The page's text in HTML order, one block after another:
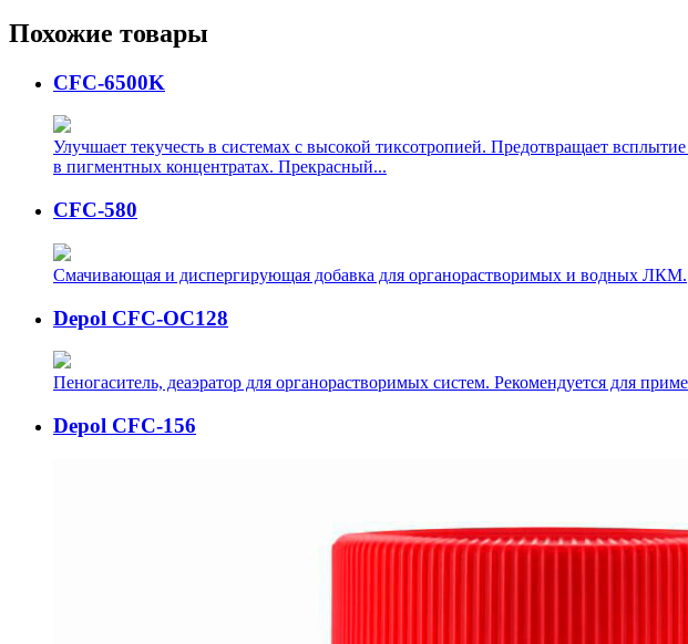
Похожие товары
CFC-6500K
Улучшает текучесть в системах с высокой тиксотропией. Предотвращает
в пигментных концентратах. Прекрасный...
CFC-580
Cмачивающая и диспергирующая добавка для органорастворимых и водных ЛКМ.
Depol CFC-OC128
Пеногаситель, деаэратор для органорастворимых систем. Рекомендуется для
Depol CFC-156